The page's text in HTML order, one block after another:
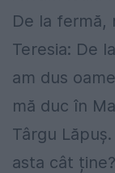
De la fermă,
Teresia: De
am dus
mă duc în
Târgu
asta cât